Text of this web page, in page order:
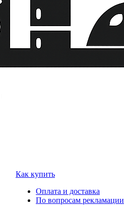
Как купить
Оплата и доставка
По вопросам рекламации